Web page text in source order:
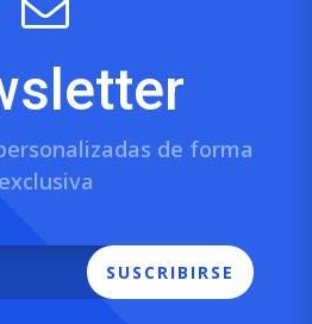
de forma
exclusiva
SUSCRIBIRSE